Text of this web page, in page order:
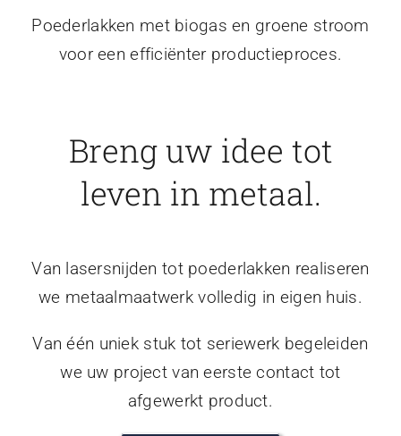
Poederlakken met biogas en groene stroom
voor een efficiënter productieproces.
Breng uw idee tot
leven in metaal.
Van lasersnijden tot poederlakken realiseren
we metaalmaatwerk volledig in eigen huis.
Van één uniek stuk tot seriewerk begeleiden
we uw project van eerste contact tot
afgewerkt product.